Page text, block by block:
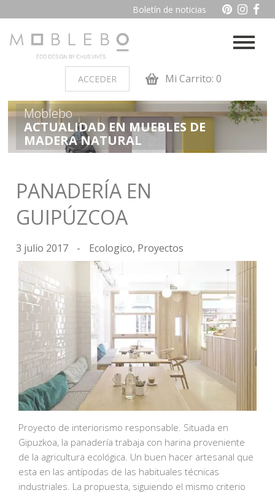
Boletín de noticias
ACCEDER Mi Carrito: 0
PRODUCTOS POR AMBIENTES
Auxiliares Baño
Muebles de dormitorio de
madera
Moblebo
ACTUALIDAD EN MUEBLES DE
MADERA NATURAL
PANADERÍA EN
GUIPÚZCOA
3 julio 2017 - Ecologico, Proyectos
Proyecto de interiorismo responsable. Situada en
Gipuzkoa, la panadería trabaja con harina proveniente
de la agricultura ecológica. Un buen hacer artesanal que
esta en las antípodas de las habituales técnicas
industriales. La propuesta, siguiendo el mismo criterio